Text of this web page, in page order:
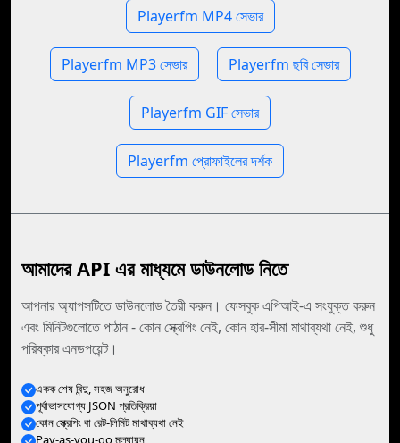
Playerfm MP4 সেভার
Playerfm MP3 সেভার Playerfm ছবি সেভার
Playerfm GIF সেভার
Playerfm প্রোফাইলের দর্শক
আমাদের API এর মাধ্যমে ডাউনলোড নিতে
আপনার অ্যাপসটিতে ডাউনলোড তৈরী করুন। ফেসবুক এপিআই-এ সংযুক্ত করুন
এবং মিনিটগুলোতে পাঠান - কোন স্ক্রেপিং নেই, কোন হার-সীমা মাথাব্যথা নেই, শুধু
পরিষ্কার এনডপয়েন্ট।
একক শেষ বিন্দু, সহজ অনুরোধ
পূর্বাভাসযোগ্য JSON প্রতিক্রিয়া
কোন স্ক্রেপিং বা রেট-লিমিট মাথাব্যথা নেই
Pay-as-you-go মূল্যায়ন